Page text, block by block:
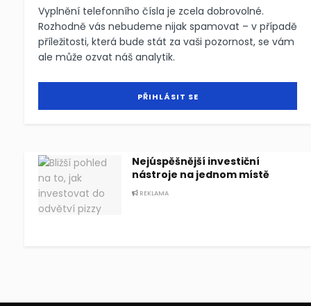
Vyplnění telefonního čísla je zcela dobrovolné.
Rozhodně vás nebudeme nijak spamovat – v případě
příležitosti, která bude stát za vaši pozornost, se vám
ale může ozvat náš analytik.
Nejúspěšnější investiční
nástroje na jednom místě
REKLAMA